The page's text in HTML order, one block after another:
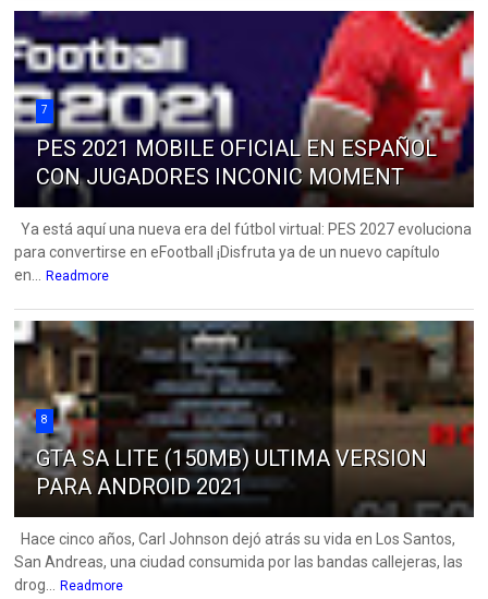
7
PES 2021 MOBILE OFICIAL EN ESPAÑOL
CON JUGADORES INCONIC MOMENT
Ya está aquí una nueva era del fútbol virtual: PES 2027 evoluciona
para convertirse en eFootball ¡Disfruta ya de un nuevo capítulo
en...
Readmore
8
GTA SA LITE (150MB) ULTIMA VERSION
PARA ANDROID 2021
Hace cinco años, Carl Johnson dejó atrás su vida en Los Santos,
San Andreas, una ciudad consumida por las bandas callejeras, las
drog...
Readmore